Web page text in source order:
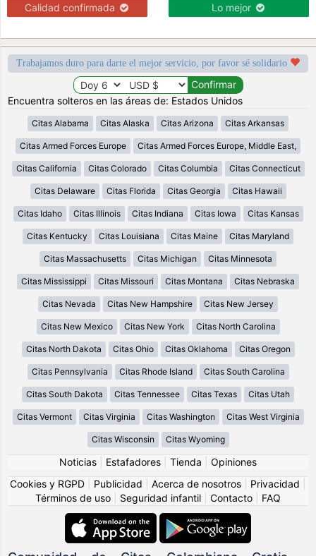
Calidad confirmada Lo mejor
Trabajamos duro para darte el mejor servicio, por favor sé solidario
Encuentra solteros en las áreas de: Estados Unidos
Citas Alabama Citas Alaska Citas Arizona Citas Arkansas
Citas Armed Forces Europe Citas Armed Forces Europe, Middle East,
Citas California Citas Colorado Citas Columbia Citas Connecticut
Citas Delaware Citas Florida Citas Georgia Citas Hawaii
Citas Idaho Citas Illinois Citas Indiana Citas Iowa Citas Kansas
Citas Kentucky Citas Louisiana Citas Maine Citas Maryland
Citas Massachusetts Citas Michigan Citas Minnesota
Citas Mississippi Citas Missouri Citas Montana Citas Nebraska
Citas Nevada Citas New Hampshire Citas New Jersey
Citas New Mexico Citas New York Citas North Carolina
Citas North Dakota Citas Ohio Citas Oklahoma Citas Oregon
Citas Pennsylvania Citas Rhode Island Citas South Carolina
Citas South Dakota Citas Tennessee Citas Texas Citas Utah
Citas Vermont Citas Virginia Citas Washington Citas West Virginia
Citas Wisconsin Citas Wyoming
Noticias Estafadores Tienda
Opiniones
Cookies y RGPD
Publicidad Acerca de nosotros Privacidad
Términos de uso
Seguridad infantil Contacto FAQ